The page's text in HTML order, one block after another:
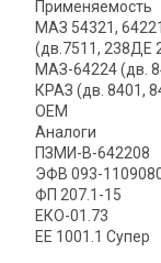
Применяемость
МАЗ 54321,
(дв.7511, 238ДЕ
МАЗ-64224 (дв.
КРАЗ (дв. 8401,
OEM
Аналоги
ПЗМИ-В-642208
ЭФВ 093-
ФП 207.1-15
ЕКО-01.73
ЕЕ 1001.1 Супер